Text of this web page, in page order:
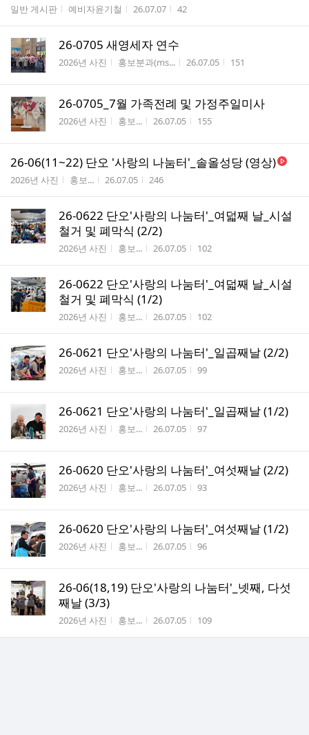
게시판명
일반 게시판 작성자
예비자윤기철 작성시간
26.07.07 조회수
42
26-0705 새영세자 연수
게시판명
2026년 사진 작성자
홍보분과(ms... 작성시간
26.07.05 조회수
151
26-0705_7월 가족전례 및 가정주일미사
게시판명
2026년 사진 작성자
홍보... 작성시간
26.07.05 조회수
155
26-06(11~22) 단오 '사랑의 나눔터'_솔올성당 (영상)
게시판명
2026년 사진 작성자
홍보... 작성시간
26.07.05 조회수
246
26-0622 단오'사랑의 나눔터'_여덟째 날_시설
철거 및 폐막식 (2/2)
게시판명
2026년 사진 작성자
홍보... 작성시간
26.07.05 조회수
102
26-0622 단오'사랑의 나눔터'_여덟째 날_시설
철거 및 폐막식 (1/2)
게시판명
2026년 사진 작성자
홍보... 작성시간
26.07.05 조회수
102
26-0621 단오'사랑의 나눔터'_일곱째날 (2/2)
게시판명
2026년 사진 작성자
홍보... 작성시간
26.07.05 조회수
99
26-0621 단오'사랑의 나눔터'_일곱째날 (1/2)
게시판명
2026년 사진 작성자
홍보... 작성시간
26.07.05 조회수
97
26-0620 단오'사랑의 나눔터'_여섯째날 (2/2)
게시판명
2026년 사진 작성자
홍보... 작성시간
26.07.05 조회수
93
26-0620 단오'사랑의 나눔터'_여섯째날 (1/2)
게시판명
2026년 사진 작성자
홍보... 작성시간
26.07.05 조회수
96
26-06(18,19) 단오'사랑의 나눔터'_넷째, 다섯
째날 (3/3)
게시판명
2026년 사진 작성자
홍보... 작성시간
26.07.05 조회수
109